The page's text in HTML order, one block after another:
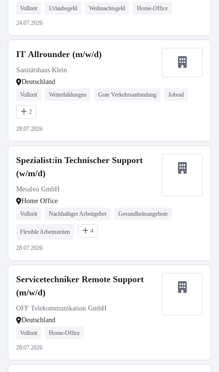
Vollzeit Urlaubsgeld Weihnachtsgeld Home-Office
24.07.2026
IT Allrounder (m/w/d)
Sanitätshaus Klein
Deutschland
Vollzeit Weiterbildungen Gute Verkehrsanbindung Jobrad
2
28.07.2026
Spezialist:in Technischer Support
(w/m/d)
Mesalvo GmbH
Home Office
Vollzeit Nachhaltiger Arbeitgeber Gesundheitsangebote
Flexible Arbeitszeiten 4
28.07.2026
Servicetechniker Remote Support
(m/w/d)
OFF Telekommunikation GmbH
Deutschland
Vollzeit Home-Office
28.07.2026